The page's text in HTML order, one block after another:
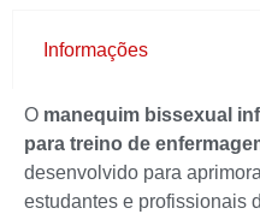
Informações
O manequim bissexual
para treino de
desenvolvido para
estudantes e profissionais